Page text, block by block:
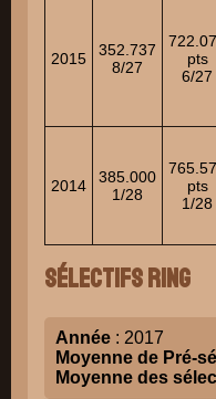
2015
352.737
8/27
pts
6/27
2014
385.000
1/28
pts
1/28
Sélectifs Ring
Année : 2017
Moyenne de Pré-
Moyenne des